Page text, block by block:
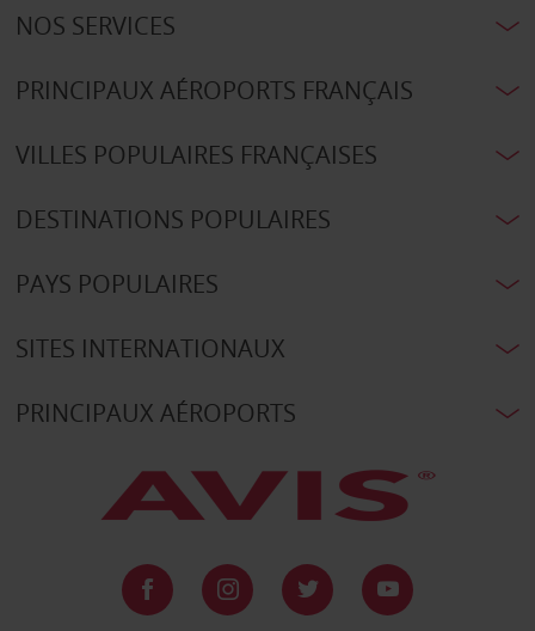
NOS SERVICES
PRINCIPAUX AÉROPORTS FRANÇAIS
VILLES POPULAIRES FRANÇAISES
DESTINATIONS POPULAIRES
PAYS POPULAIRES
SITES INTERNATIONAUX
PRINCIPAUX AÉROPORTS